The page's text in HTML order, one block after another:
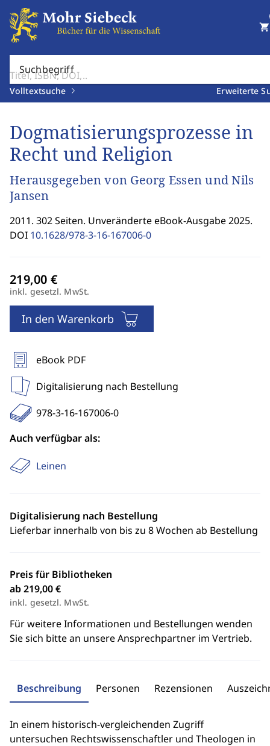
Suchbegriff
Volltextsuche Erweiterte
shopping_cart
Dogmatisierungsprozesse in
Recht und Religion
Herausgegeben von Georg Essen und Nils
Jansen
2011. 302 Seiten. Unveränderte eBook-Ausgabe 2025.
DOI 10.1628/978-3-16-167006-0
inkl. gesetzl. MwSt.
In den Warenkorb
eBook PDF
Digitalisierung nach Bestellung
978-3-16-167006-0
Auch verfügbar als:
Leinen
Digitalisierung nach Bestellung
Lieferbar innerhalb von bis zu 8 Wochen ab Bestellung
Preis für Bibliotheken
ab 219,00 €
inkl. gesetzl. MwSt.
Für weitere Informationen und Bestellungen wenden
Sie sich bitte an unsere Ansprechpartner im Vertrieb.
Beschreibung Personen Rezensionen
In einem historisch-vergleichenden Zugriff
untersuchen Rechtswissenschaftler und Theologen in